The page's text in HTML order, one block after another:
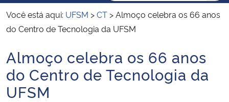
Ministério das Relações Exteriores
Ministério da Infraestrutura
Ministério da Agricultura, Pecuária e Abastecimento
Você está aqui: UFSM >CT >Almoço celebra os 66 anos
do Centro de Tecnologia da UFSM
Início do conteúdo
Almoço celebra os 66 anos
do Centro de Tecnologia da
UFSM